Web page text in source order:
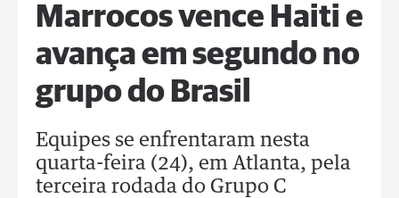
Marrocos vence Haiti e
avança em segundo no
grupo do Brasil
Equipes se enfrentaram nesta
quarta-feira (24), em Atlanta, pela
terceira rodada do Grupo C